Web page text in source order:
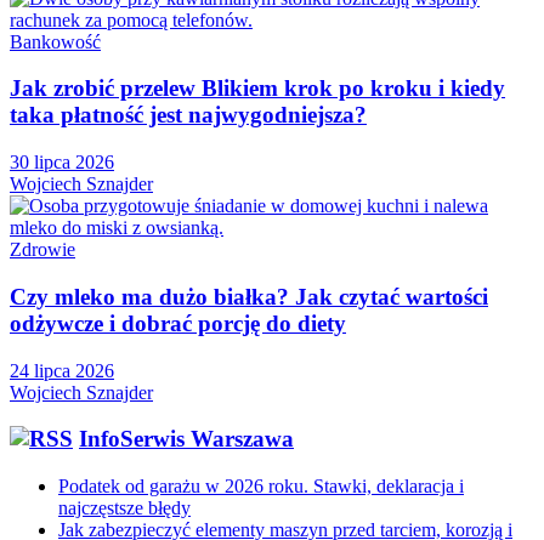
Bankowość
Jak zrobić przelew Blikiem krok po kroku i kiedy
taka płatność jest najwygodniejsza?
30 lipca 2026
Wojciech Sznajder
Zdrowie
Czy mleko ma dużo białka? Jak czytać wartości
odżywcze i dobrać porcję do diety
24 lipca 2026
Wojciech Sznajder
InfoSerwis Warszawa
Podatek od garażu w 2026 roku. Stawki, deklaracja i
najczęstsze błędy
Jak zabezpieczyć elementy maszyn przed tarciem, korozją i